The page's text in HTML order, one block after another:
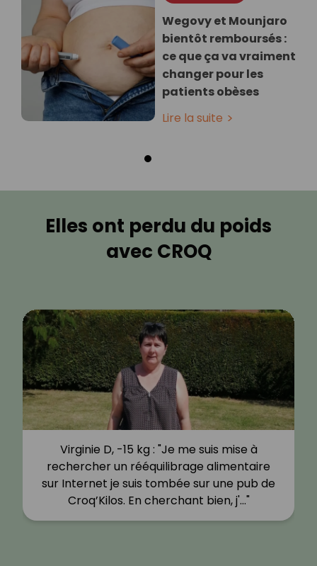
Wegovy et Mounjaro
bientôt remboursés :
ce que ça va vraiment
changer pour les
patients obèses
Lire la suite
Elles ont perdu du poids
avec CROQ
Virginie D, -15 kg : "Je me suis mise à
rechercher un rééquilibrage alimentaire
sur Internet je suis tombée sur une pub de
Croq’Kilos. En cherchant bien, j'…"